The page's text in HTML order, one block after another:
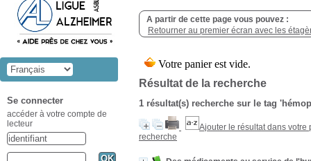
A partir de cette page vous pouvez :
Retourner au premier écran avec les
Résultat de la recherche
1 résultat(s) recherche sur le tag
Ajouter le résultat dans votre
recherche
Se connecter
accéder à votre compte de
lecteur